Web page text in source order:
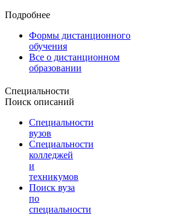
Подробнее
Формы дистанционного
обучения
Все о дистанционном
образовании
Специальности
Поиск описаний
Специальности
вузов
Специальности
колледжей
и
техникумов
Поиск вуза
по
специальности